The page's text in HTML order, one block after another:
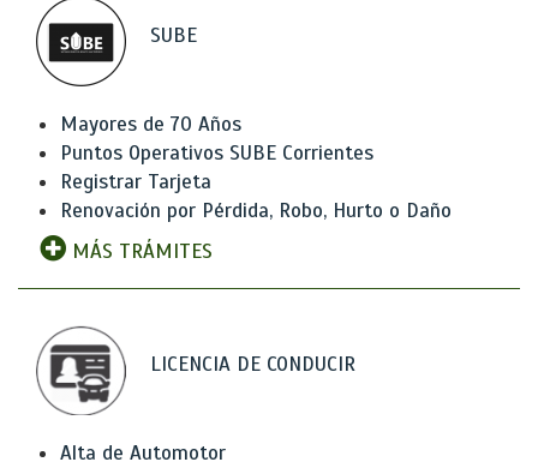
SUBE
Mayores de 70 Años
Puntos Operativos SUBE Corrientes
Registrar Tarjeta
Renovación por Pérdida, Robo, Hurto o Daño
MÁS TRÁMITES
LICENCIA DE CONDUCIR
Alta de Automotor